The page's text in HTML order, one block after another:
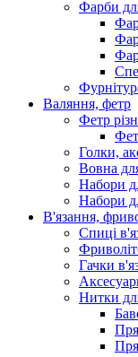
Фарби
Валяння, фетр
Фетр
Голки,
Вовна
Набори
Набори
В'язання,
Спиці
Гачки
Нитки